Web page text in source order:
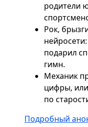
родители
Рок,
подарил
гимн.
Механик
цифры,
по
Подробный